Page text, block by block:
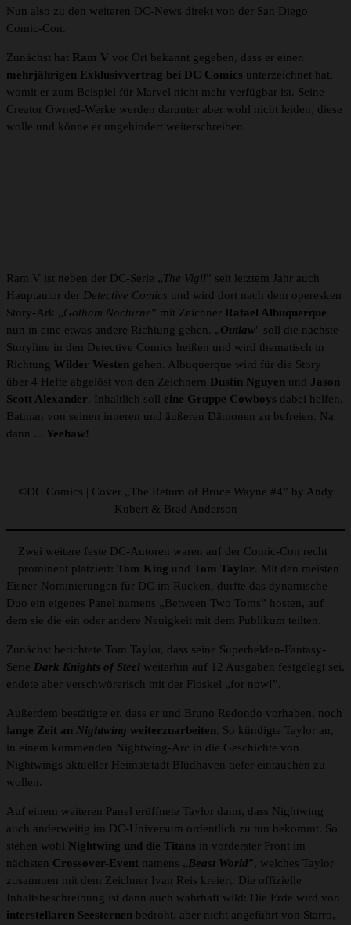
Nun also zu den weiteren DC-News direkt von der San Diego
Comic-Con.
Zunächst hat Ram V vor Ort bekannt gegeben, dass er einen
mehrjährigen Exklusivvertrag bei DC Comics unterzeichnet hat,
womit er zum Beispiel für Marvel nicht mehr verfügbar ist. Seine
Creator Owned-Werke werden darunter aber wohl nicht leiden, diese
wolle und könne er ungehindert weiterschreiben.
Ram V ist neben der DC-Serie „The Vigil” seit letztem Jahr auch
Hauptautor der Detective Comics und wird dort nach dem operesken
Story-Ark „Gotham Nocturne” mit Zeichner Rafael Albuquerque
nun in eine etwas andere Richtung gehen. „Outlaw" soll die nächste
Storyline in den Detective Comics heißen und wird thematisch in
Richtung Wilder Westen gehen. Albuquerque wird für die Story
über 4 Hefte abgelöst von den Zeichnern Dustin Nguyen und Jason
Scott Alexander. Inhaltlich soll eine Gruppe Cowboys dabei helfen,
Batman von seinen inneren und äußeren Dämonen zu befreien. Na
dann ... Yeehaw!
©DC Comics | Cover „The Return of Bruce Wayne #4” by Andy
Kubert & Brad Anderson
Zwei weitere feste DC-Autoren waren auf der Comic-Con recht
prominent platziert: Tom King und Tom Taylor. Mit den meisten
Eisner-Nominierungen für DC im Rücken, durfte das dynamische
Duo ein eigenes Panel namens „Between Two Toms” hosten, auf
dem sie die ein oder andere Neuigkeit mit dem Publikum teilten.
Zunächst berichtete Tom Taylor, dass seine Superhelden-Fantasy-
Serie Dark Knights of Steel weiterhin auf 12 Ausgaben festgelegt sei,
endete aber verschwörerisch mit der Floskel „for now!”.
Außerdem bestätigte er, dass er und Bruno Redondo vorhaben, noch
lange Zeit an Nightwing weiterzuarbeiten. So kündigte Taylor an,
in einem kommenden Nightwing-Arc in die Geschichte von
Nightwings aktueller Heimatstadt Blüdhaven tiefer eintauchen zu
wollen.
Auf einem weiteren Panel eröffnete Taylor dann, dass Nightwing
auch anderweitig im DC-Universum ordentlich zu tun bekommt. So
stehen wohl Nightwing und die Titans in vorderster Front im
nächsten Crossover-Event namens „ Beast World”, welches Taylor
zusammen mit dem Zeichner Ivan Reis kreiert. Die offizielle
Inhaltsbeschreibung ist dann auch wahrhaft wild: Die Erde wird von
interstellaren Seesternen bedroht, aber nicht angeführt von Starro,